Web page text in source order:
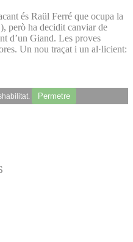
és Raül Ferré que ocupa la
però ha decidit canviar de
d’un Giand. Les proves
Un nou traçat i un al·licient:
Permetre